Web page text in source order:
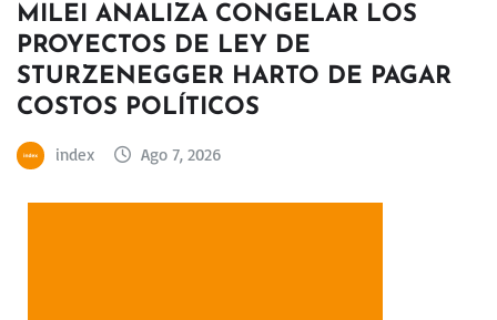
MILEI ANALIZA CONGELAR LOS
PROYECTOS DE LEY DE
STURZENEGGER HARTO DE PAGAR
COSTOS POLÍTICOS
index Ago 7, 2026